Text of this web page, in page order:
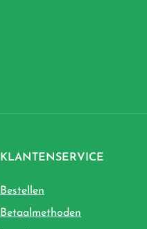
KLANTENSERVICE
Bestellen
Betaalmethoden